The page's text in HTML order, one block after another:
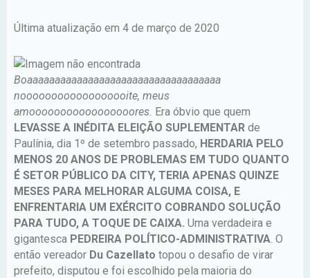
Última atualização em 4 de março de 2020
Boaaaaaaaaaaaaaaaaaaaaaaaaaaaaaaaaaaa
noooooooooooooooooite, meus
amooooooooooooooooores. Era óbvio que quem
LEVASSE A INÉDITA ELEIÇÃO SUPLEMENTAR de
Paulínia, dia 1º de setembro passado, HERDARIA PELO
MENOS 20 ANOS DE PROBLEMAS EM TUDO QUANTO
É SETOR PÚBLICO DA CITY, TERIA APENAS QUINZE
MESES PARA MELHORAR ALGUMA COISA, E
ENFRENTARIA UM EXÉRCITO COBRANDO SOLUÇÃO
PARA TUDO, A TOQUE DE CAIXA. Uma verdadeira e
gigantesca PEDREIRA POLÍTICO-ADMINISTRATIVA. O
então vereador Du Cazellato topou o desafio de virar
prefeito, disputou e foi escolhido pela maioria do